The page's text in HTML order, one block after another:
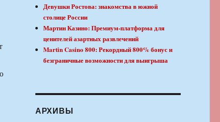
Девушки Ростова: знакомства в южной
столице России
Мартин Казино: Премиум-платформа для
ценителей азартных развлечений
Martin Casino 800: Рекордный 800% бонус и
безграничные возможности для выигрыша
АРХИВЫ